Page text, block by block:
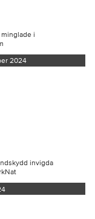
i
2024
invigda